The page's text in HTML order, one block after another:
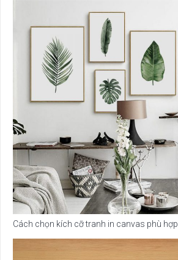
Cách chọn kích cỡ tranh in canvas phù hợp